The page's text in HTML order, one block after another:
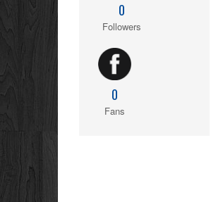
0
Followers
0
Fans